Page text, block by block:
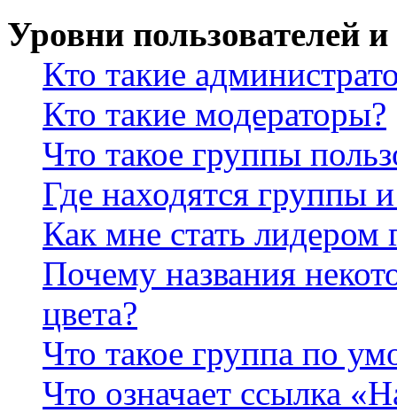
Уровни пользователей
Кто такие
Кто такие модераторы?
Что такое группы
Где находятся группы
Как мне стать лидером
Почему названия
цвета?
Что такое группа по
Что означает ссылка